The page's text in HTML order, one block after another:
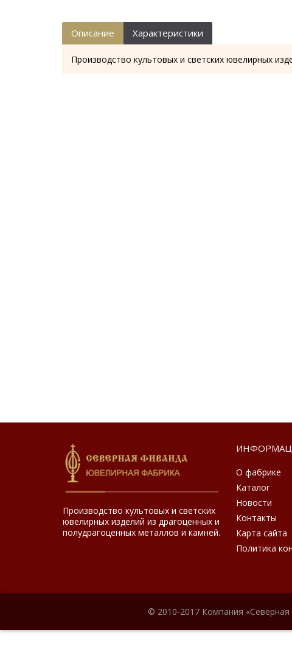
Описание Характеристики
Производство культовых и светских ювелирных
Производство культовых и светских
ювелирных изделий из драгоценных и
полудрагоценных металлов и камней.
О фабрике
Каталог
Новости
Контакты
Карта сайта
Политика
© 2010-2017 Компания